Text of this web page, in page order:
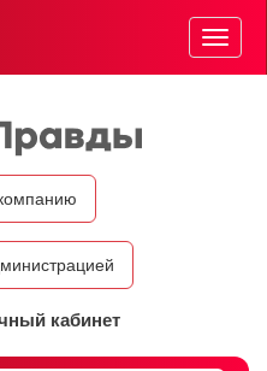
кабинет
Меню